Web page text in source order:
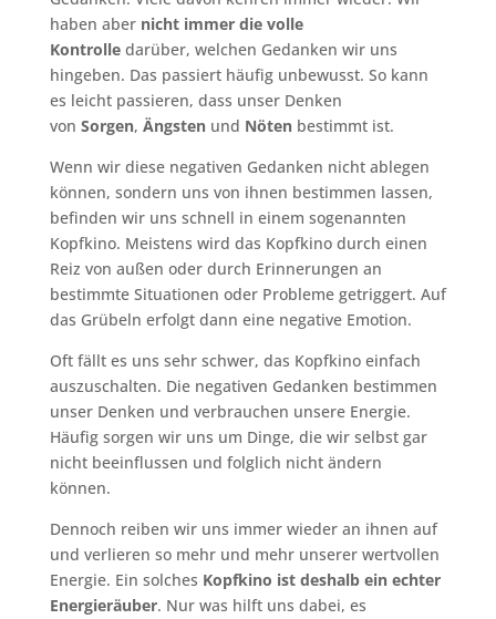
haben aber nicht immer die volle
Kontrolledarüber, welchen Gedanken wir uns
hingeben. Das passiert häufig unbewusst. So kann
es leicht passieren, dass unser Denken
von Sorgen, Ängstenund Nötenbestimmt ist.
Wenn wir diese negativen Gedanken nicht ablegen
können, sondern uns von ihnen bestimmen lassen,
befinden wir uns schnell in einem sogenannten
Kopfkino. Meistens wird das Kopfkino durch einen
Reiz von außen oder durch Erinnerungen an
bestimmte Situationen oder Probleme getriggert. Auf
das Grübeln erfolgt dann eine negative Emotion.
Oft fällt es uns sehr schwer, das Kopfkino einfach
auszuschalten. Die negativen Gedanken bestimmen
unser Denken und verbrauchen unsere Energie.
Häufig sorgen wir uns um Dinge, die wir selbst gar
nicht beeinflussen und folglich nicht ändern
können.
Dennoch reiben wir uns immer wieder an ihnen auf
und verlieren so mehr und mehr unserer wertvollen
Energie. Ein solches Kopfkino ist deshalb ein echter
Energieräuber. Nur was hilft uns dabei, es